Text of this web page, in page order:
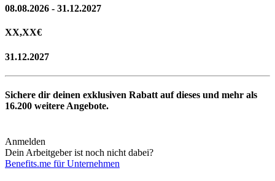
08.08.2026 - 31.12.2027
XX,XX€
31.12.2027
Sichere dir deinen exklusiven Rabatt auf dieses und mehr als
16.200 weitere Angebote.
Anmelden
Dein Arbeitgeber ist noch nicht dabei?
Benefits.me für Unternehmen